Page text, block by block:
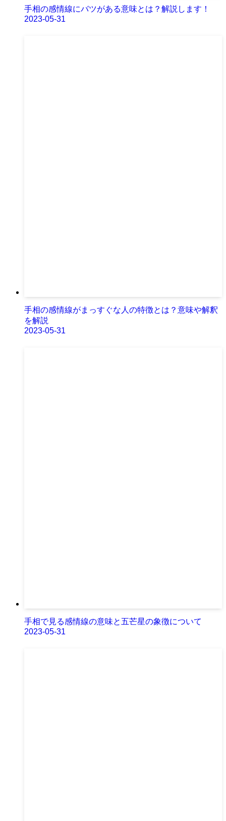
手相の感情線にバツがある意味とは？解説します！
2023-05-31
手相の感情線がまっすぐな人の特徴とは？意味や解釈
を解説
2023-05-31
手相で見る感情線の意味と五芒星の象徴について
2023-05-31